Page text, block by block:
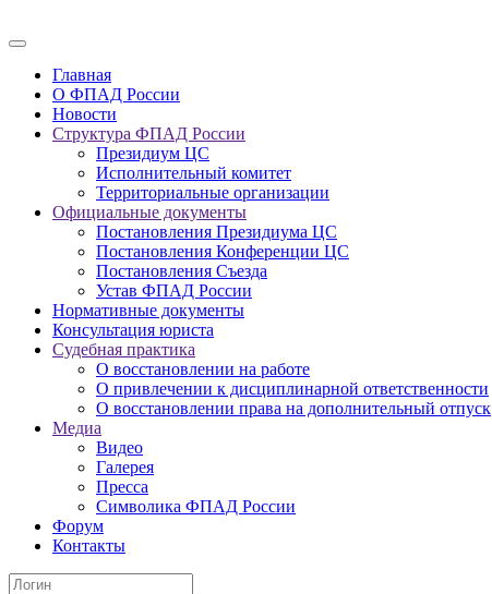
Главная
О ФПАД России
Новости
Структура ФПАД России
Президиум ЦС
Исполнительный комитет
Территориальные организации
Официальные документы
Постановления Президиума ЦС
Постановления Конференции ЦС
Постановления Съезда
Устав ФПАД России
Нормативные документы
Консультация юриста
Судебная практика
О восстановлении на работе
О привлечении к дисциплинарной ответственности
О восстановлении права на дополнительный отпуск
Медиа
Видео
Галерея
Пресса
Символика ФПАД России
Форум
Контакты